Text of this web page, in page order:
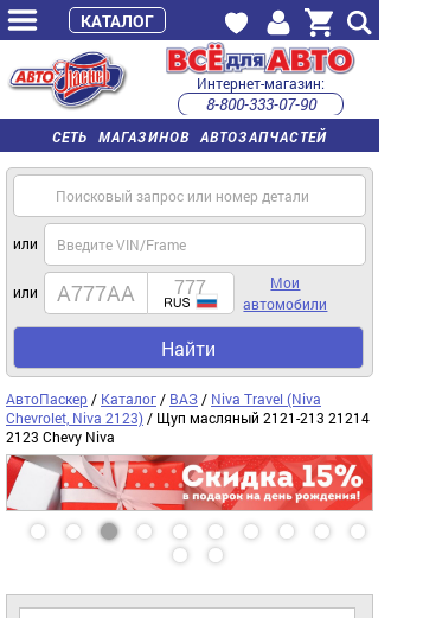
СЕТЬ МАГАЗИНОВ АВТОЗАПЧАСТЕЙ
Интернет-магазин:
8-800-333-07-90
часы работы с 9:00 до 22:00 (пн-пт)
или
или
Мои
автомобили
Найти
АвтоПаскер / Каталог / ВАЗ / Niva Travel (Niva
Chevrolet, Niva 2123) / Щуп масляный 2121-213 21214
2123 Chevy Niva
КАТАЛОГ